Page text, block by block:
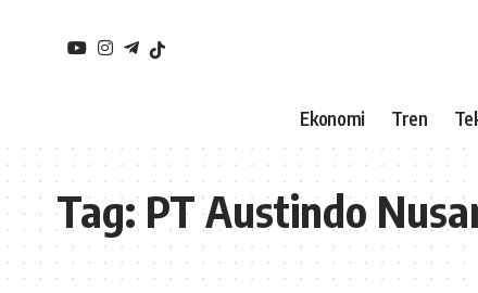
Ekonomi Tren
Tag:PT Austindo